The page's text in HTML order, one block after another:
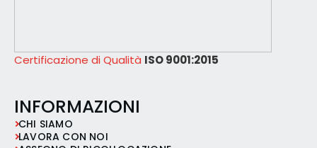
Certificazione di Qualità ISO 9001:2015
INFORMAZIONI
CHI SIAMO
LAVORA CON NOI